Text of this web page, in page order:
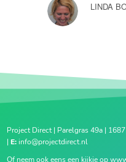
LINDA
Project Direct | Parelgras 49a |
| E: info@projectdirect.nl
Of neem ook eens een kijkje op